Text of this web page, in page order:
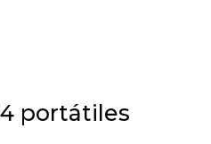
portátiles